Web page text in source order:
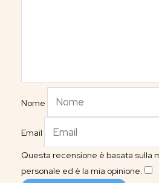
Nome
Email
Questa recensione è basata sulla
personale ed è la mia opinione.